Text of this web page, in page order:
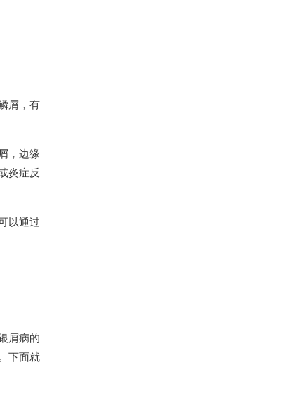
屑，有
，边缘
炎症反
以通过
屑病的
下面就